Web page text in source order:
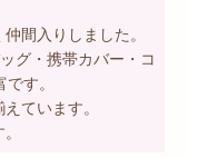
間入りしました。
グ・携帯カバー・コ
す。
ています。